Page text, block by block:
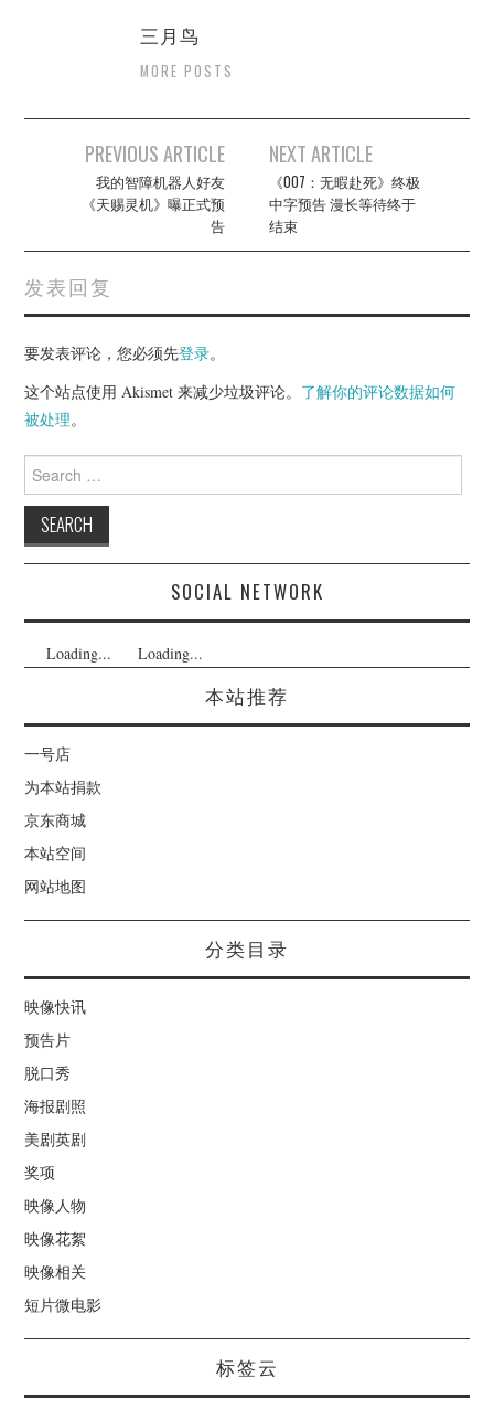
三月鸟
MORE POSTS
navigation
PREVIOUS ARTICLE
我的智障机器人好友
《天赐灵机》曝正式预
告
NEXT ARTICLE
《007：无暇赴死》终极
中字预告 漫长等待终于
结束
发表回复
要发表评论，您必须先登录。
这个站点使用 Akismet 来减少垃圾评论。 了解你的评论数据如何
被处理。
Search
for:
SOCIAL NETWORK
Loading... Loading...
本站推荐
一号店
为本站捐款
京东商城
本站空间
网站地图
分类目录
映像快讯
预告片
脱口秀
海报剧照
美剧英剧
奖项
映像人物
映像花絮
映像相关
短片微电影
标签云